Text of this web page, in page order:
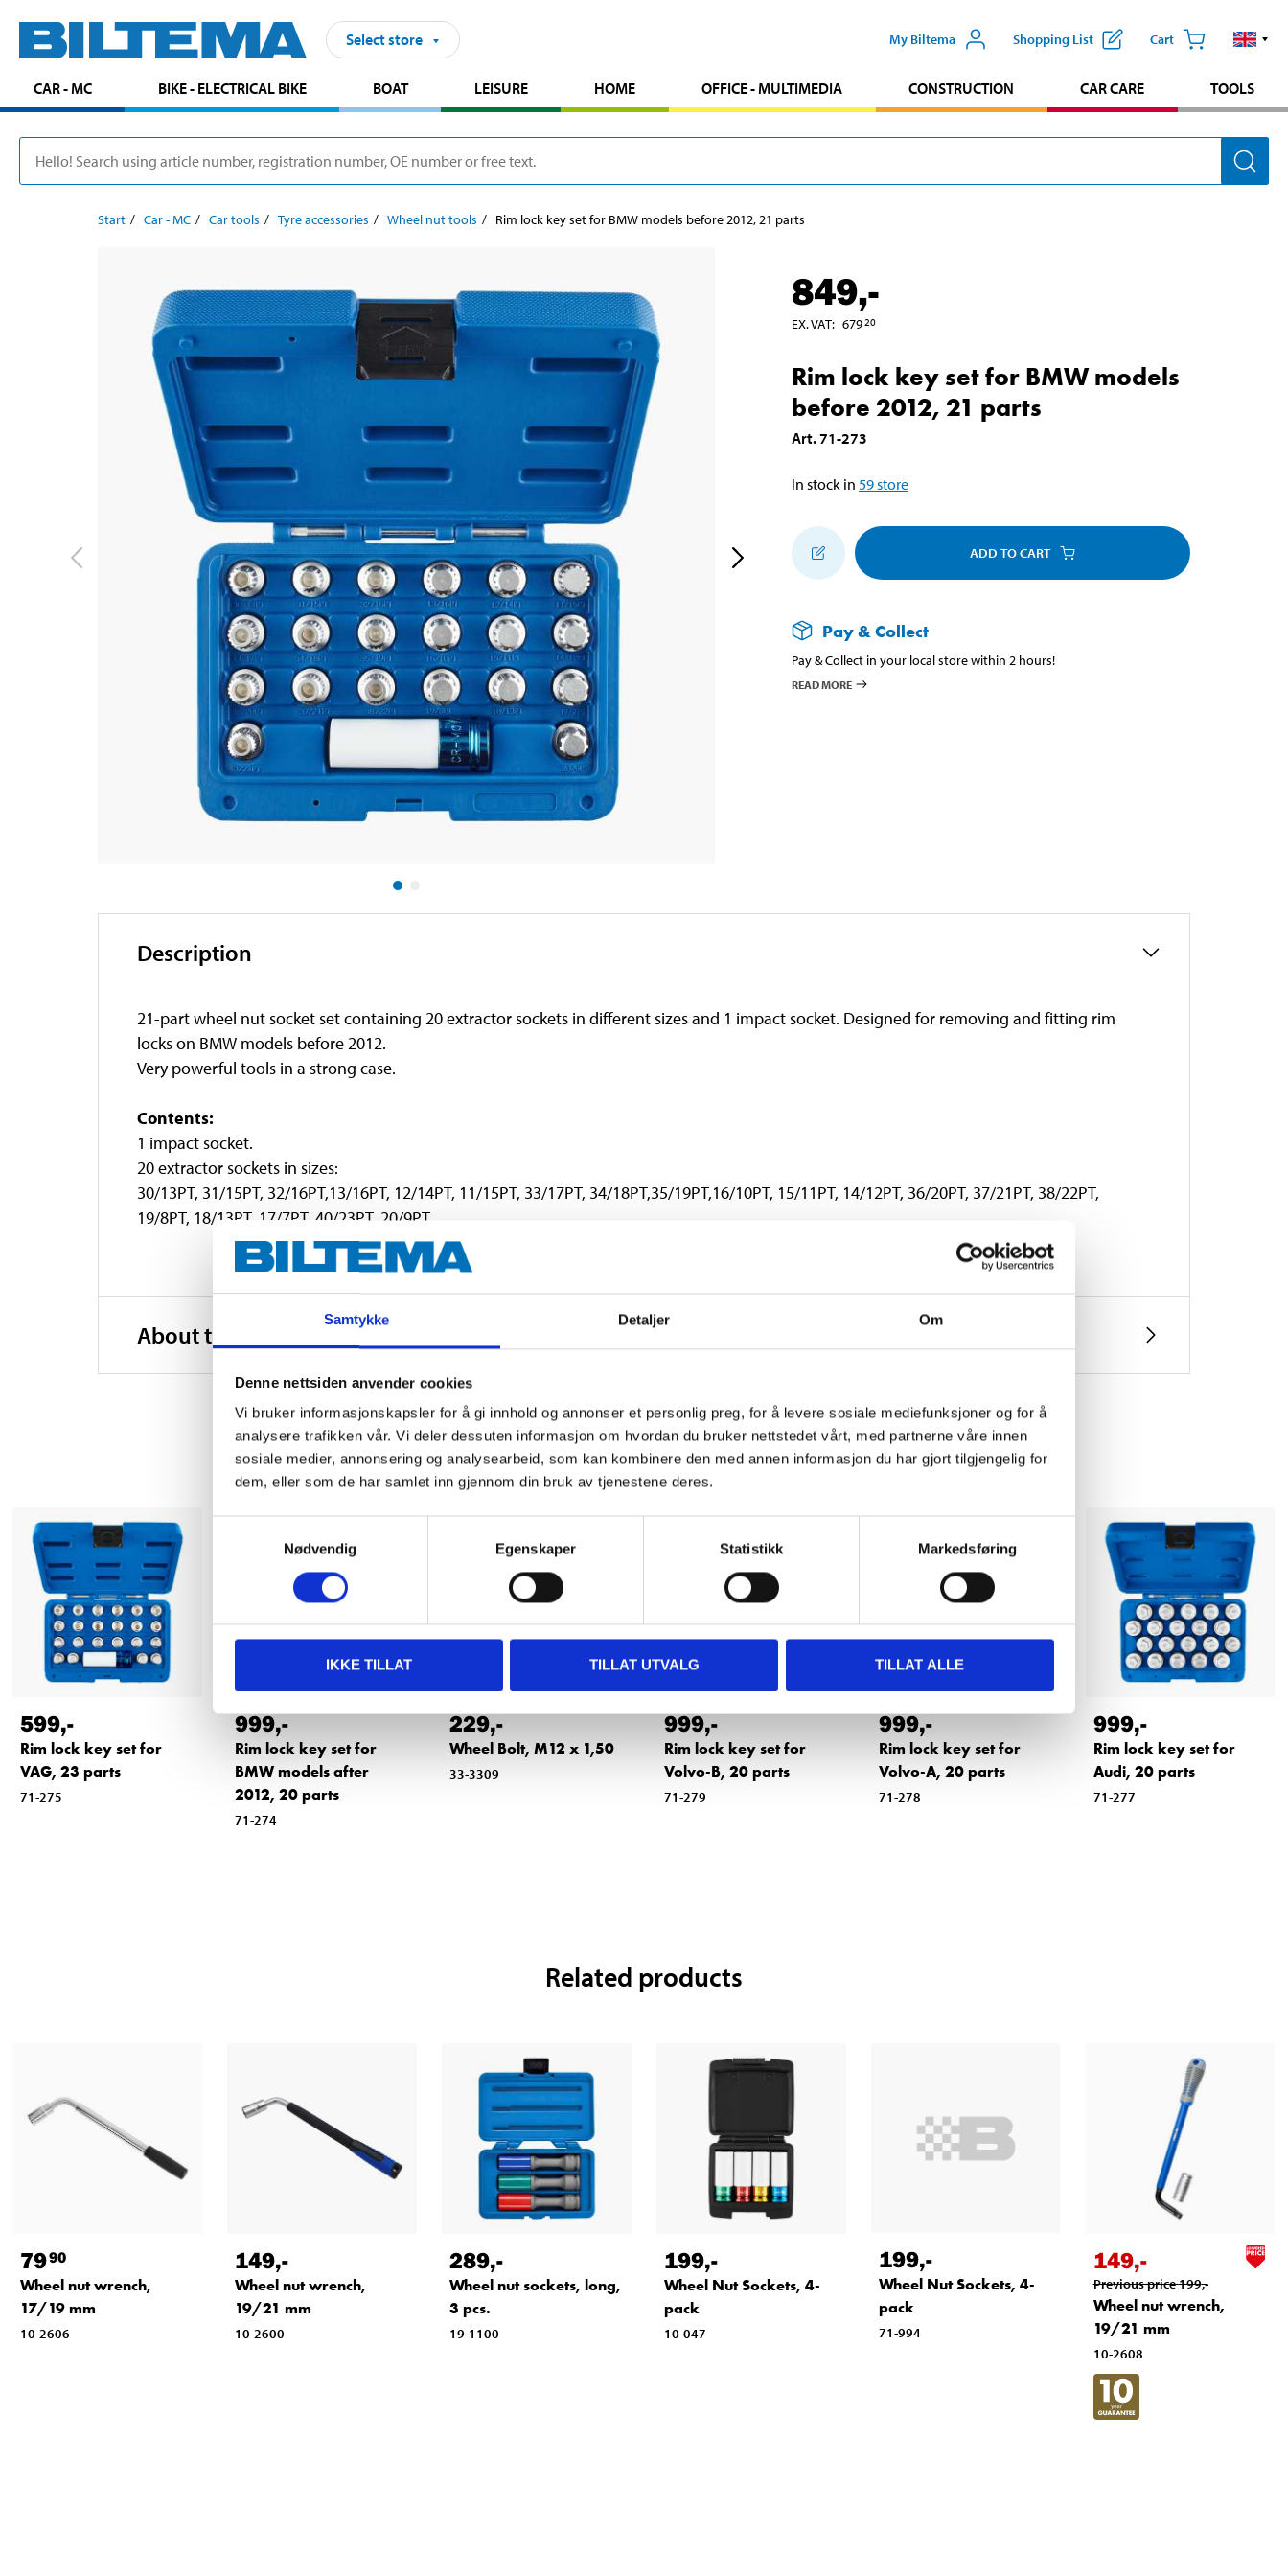
Samtykke Detaljer Om
Denne nettsiden anvender cookies
Vi bruker informasjonskapsler for å gi innhold og annonser et personlig preg, for å levere sosiale mediefunksjoner og for å
analysere trafikken vår. Vi deler dessuten informasjon om hvordan du bruker nettstedet vårt, med partnerne våre innen
sosiale medier, annonsering og analysearbeid, som kan kombinere den med annen informasjon du har gjort tilgjengelig for
dem, eller som de har samlet inn gjennom din bruk av tjenestene deres.
Nødvendig
Egenskaper Statistikk Markedsføring
IKKE TILLAT TILLAT UTVALG TILLAT ALLE
Select store My Biltema Shopping List Cart
CAR - MC BIKE - ELECTRICAL BIKE BOAT LEISURE HOME OFFICE - MULTIMEDIA CONSTRUCTION CAR CARE TOOLS
Start Car - MC Car tools Tyre accessories Wheel nut tools Rim lock key set for BMW models before 2012, 21 parts
849,-
EX. VAT: 67920
Rim lock key set for BMW models
before 2012, 21 parts
Art.71-273
In stock in 59store
ADD TO CART
Pay & Collect
Pay & Collect in your local store within 2 hours!
READ MORE
Description
21-part wheel nut socket set containing 20 extractor sockets in different sizes and 1 impact socket. Designed for removing and fitting rim
locks on BMW models before 2012.
Very powerful tools in a strong case.
Contents:
1 impact socket.
20 extractor sockets in sizes:
30/13PT, 31/15PT, 32/16PT,13/16PT, 12/14PT, 11/15PT, 33/17PT, 34/18PT,35/19PT,16/10PT, 15/11PT, 14/12PT, 36/20PT, 37/21PT, 38/22PT,
19/8PT, 18/13PT, 17/7PT, 40/23PT, 20/9PT
About the manufacturer
Other customers also bought
599,-
Rim lock key set for
VAG, 23 parts
71-275
999,-
Rim lock key set for
BMW models after
2012, 20 parts
71-274
229,-
Wheel Bolt, M12 x 1,50
33-3309
999,-
Rim lock key set for
Volvo-B, 20 parts
71-279
999,-
Rim lock key set for
Volvo-A, 20 parts
71-278
999,-
Rim lock key set for
Audi, 20 parts
71-277
Related products
7990
Wheel nut wrench,
17/19 mm
10-2606
149,-
Wheel nut wrench,
19/21 mm
10-2600
289,-
Wheel nut sockets, long,
3 pcs.
19-1100
199,-
Wheel Nut Sockets, 4-
pack
10-047
199,-
Wheel Nut Sockets, 4-
pack
71-994
149,-
Previous price199,-
Wheel nut wrench,
19/21 mm
10-2608